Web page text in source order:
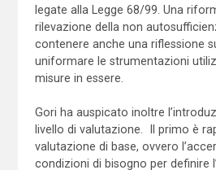
legate alla Legge 68/99. Una
rilevazione della non
contenere anche una riflessione
uniformare le strumentazioni
misure in essere.
Gori ha auspicato inoltre
livello di valutazione. Il primo è
valutazione di base, ovvero
condizioni di bisogno per definire